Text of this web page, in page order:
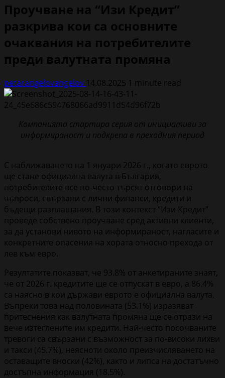
Проучване на “Изи Кредит”
разкрива кои са основните
очаквания на потребителите
преди валутната промяна
petarangelovangelov 14.08.2025 1 minute read
Компанията стартира серия от инициативи за
информираност и подкрепа в преходния период
С наближаването на 1 януари 2026 г., когато еврото
ще стане официална валута в България,
потребителите все по-често търсят отговори на
въпроси, свързани с лични финанси, кредити и
бъдещи разплащания. В този контекст “Изи Кредит”
проведе собствено проучване сред активни клиенти,
за да установи нивото на информираност, нагласите и
конкретните опасения на хората относно прехода от
лев към евро.
Резултатите показват, че 93.8% от анкетираните знаят,
че от 2026 г. кредитите ще се отпускат в евро, а 86.4%
са наясно в кои държави еврото е официална валута.
Въпреки това над половината (53.1%) изразяват
притеснения как валутната промяна ще се отрази на
вече изтеглените им кредити. Най-често посочваните
тревоги са свързани с възможност за по-високи лихви
и такси (45.7%), неясноти около преизчисляването на
оставащите вноски (42%), както и липса на достатъчно
достъпна информация (18.5%).